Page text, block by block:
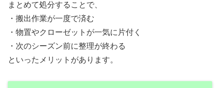
まとめて処分することで、
・搬出作業が一度で済む
・物置やクローゼットが一気に片付く
・次のシーズン前に整理が終わる
といったメリットがあります。